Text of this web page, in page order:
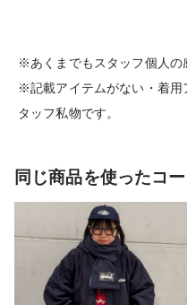
※あくまでもスタッフ個人の
※記載アイテムがない・着用
タッフ私物です。
同じ商品を使ったコ